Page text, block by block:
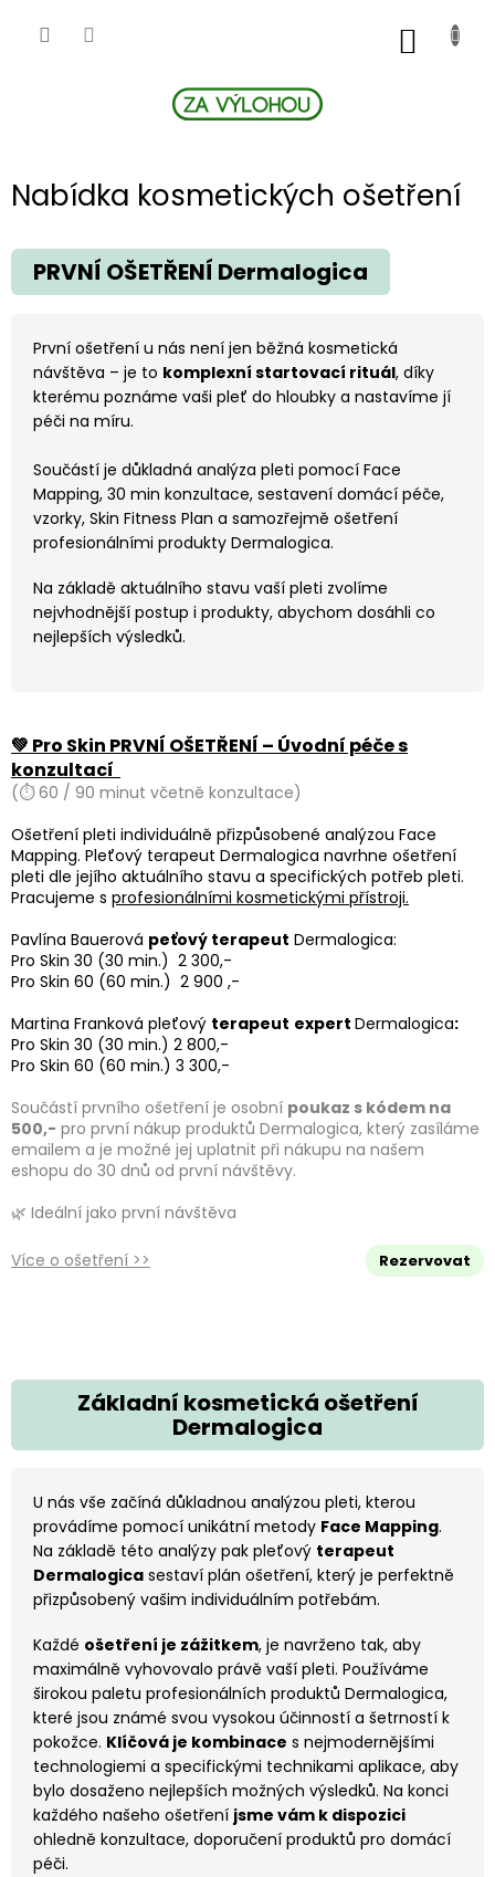
Nabídka kosmetických ošetření
PRVNÍ OŠETŘENÍ Dermalogica
První ošetření u nás není jen běžná kosmetická
návštěva – je to komplexní startovací rituál, díky
kterému poznáme vaši pleť do hloubky a nastavíme jí
péči na míru.
Součástí je důkladná analýza pleti pomocí Face
Mapping, 30 min konzultace, sestavení domácí péče,
vzorky, Skin Fitness Plan a samozřejmě ošetření
profesionálními produkty Dermalogica.
Na základě aktuálního stavu vaší pleti zvolíme
nejvhodnější postup i produkty, abychom dosáhli co
nejlepších výsledků.
💚 Pro Skin PRVNÍ OŠETŘENÍ – Úvodní péče s
konzultací
(⏱ 60 / 90 minut včetně konzultace)
Ošetření pleti individuálně přizpůsobené analýzou Face
Mapping. Pleťový terapeut Dermalogica navrhne ošetření
pleti dle jejího aktuálního stavu a specifických potřeb pleti.
Pracujeme s profesionálními kosmetickými přístroji.
Pavlína Bauerová peťový terapeut Dermalogica:
Pro Skin 30 (30 min.) 2 300,-
Pro Skin 60 (60 min.) 2 900 ,-
Martina Franková pleťový terapeut expert Dermalogica:
Pro Skin 30 (30 min.) 2 800,-
Pro Skin 60 (60 min.) 3 300,-
Součástí prvního ošetření je osobní poukaz s kódem na
500,- pro první nákup produktů Dermalogica, který zasíláme
emailem a je možné jej uplatnit při nákupu na našem
eshopu do 30 dnů od první návštěvy.
🌿 Ideální jako první návštěva
Více o ošetření >> Rezervovat
Základní kosmetická ošetření
Dermalogica
U nás vše začíná důkladnou analýzou pleti, kterou
provádíme pomocí unikátní metody Face Mapping.
Na základě této analýzy pak pleťový terapeut
Dermalogica sestaví plán ošetření, který je perfektně
přizpůsobený vašim individuálním potřebám.
Každé ošetření je zážitkem, je navrženo tak, aby
maximálně vyhovovalo právě vaší pleti. Používáme
širokou paletu profesionálních produktů Dermalogica,
které jsou známé svou vysokou účinností a šetrností k
pokožce. Klíčová je kombinace s nejmodernějšími
technologiemi a specifickými technikami aplikace, aby
bylo dosaženo nejlepších možných výsledků. Na konci
každého našeho ošetření jsme vám k dispozici
ohledně konzultace, doporučení produktů pro domácí
péči.